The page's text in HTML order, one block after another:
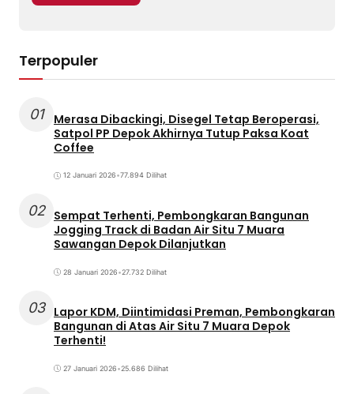
Terpopuler
01
Merasa Dibackingi, Disegel Tetap Beroperasi,
Satpol PP Depok Akhirnya Tutup Paksa Koat
Coffee
12 Januari 2026•77.894 Dilihat
02 Sempat Terhenti, Pembongkaran Bangunan
Jogging Track di Badan Air Situ 7 Muara
Sawangan Depok Dilanjutkan
28 Januari 2026•27.732 Dilihat
03 Lapor KDM, Diintimidasi Preman, Pembongkaran
Bangunan di Atas Air Situ 7 Muara Depok
Terhenti!
27 Januari 2026•25.686 Dilihat